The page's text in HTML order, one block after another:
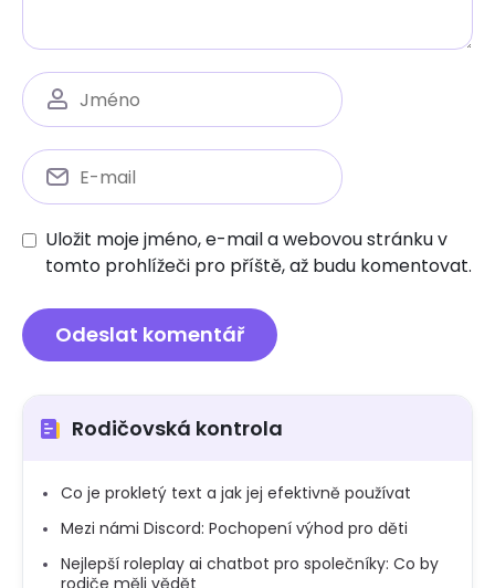
Uložit moje jméno, e-mail a webovou stránku v
tomto prohlížeči pro příště, až budu komentovat.
Rodičovská kontrola
Co je prokletý text a jak jej efektivně používat
Mezi námi Discord: Pochopení výhod pro děti
Nejlepší roleplay ai chatbot pro společníky: Co by
rodiče měli vědět